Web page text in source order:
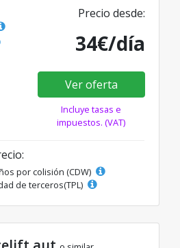
Precio desde:
34€/día
Ver oferta
Incluye tasas e
impuestos. (VAT)
por colisión (CDW)
de terceros(TPL)